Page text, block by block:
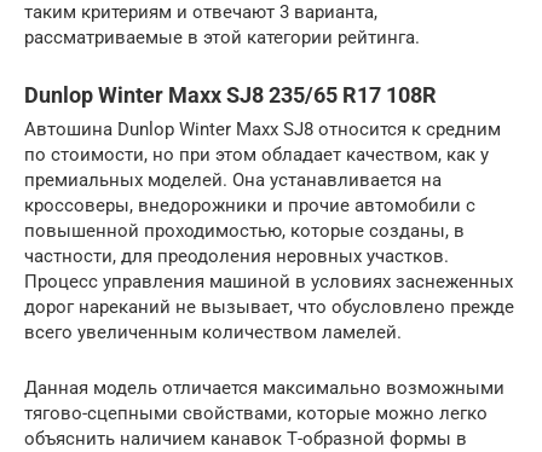
таким критериям и отвечают 3 варианта,
рассматриваемые в этой категории рейтинга.
Dunlop Winter Maxx SJ8 235/65 R17 108R
Автошина Dunlop Winter Maxx SJ8 относится к средним
по стоимости, но при этом обладает качеством, как у
премиальных моделей. Она устанавливается на
кроссоверы, внедорожники и прочие автомобили с
повышенной проходимостью, которые созданы, в
частности, для преодоления неровных участков.
Процесс управления машиной в условиях заснеженных
дорог нареканий не вызывает, что обусловлено прежде
всего увеличенным количеством ламелей.
Данная модель отличается максимально возможными
тягово-сцепными свойствами, которые можно легко
объяснить наличием канавок Т-образной формы в